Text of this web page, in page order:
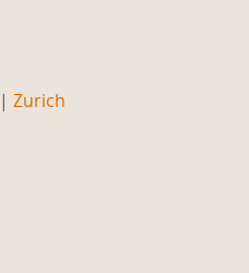
| Zurich